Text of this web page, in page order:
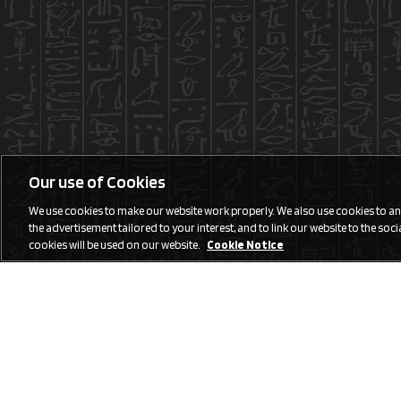
Our use of Cookies
We use cookies to make our website work properly. We also use cookies to
the advertisement tailored to your interest, and to link our website to the
cookies will be used on our website. Cookie Notice